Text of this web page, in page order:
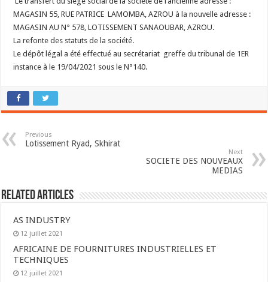
MAGASIN 55, RUE PATRICE LAMOMBA, AZROU à la nouvelle adresse :
MAGASIN AU N° 578, LOTISSEMENT SANAOUBAR, AZROU.
La refonte des statuts de la société.
Le dépôt légal a été effectué au secrétariat greffe du tribunal de 1ER
instance à le 19/04/2021 sous le N°140.
Previous
Lotissement Ryad, Skhirat
Next
SOCIETE DES NOUVEAUX
MEDIAS
Related Articles
AS INDUSTRY
12 juillet 2021
AFRICAINE DE FOURNITURES INDUSTRIELLES ET
TECHNIQUES
12 juillet 2021